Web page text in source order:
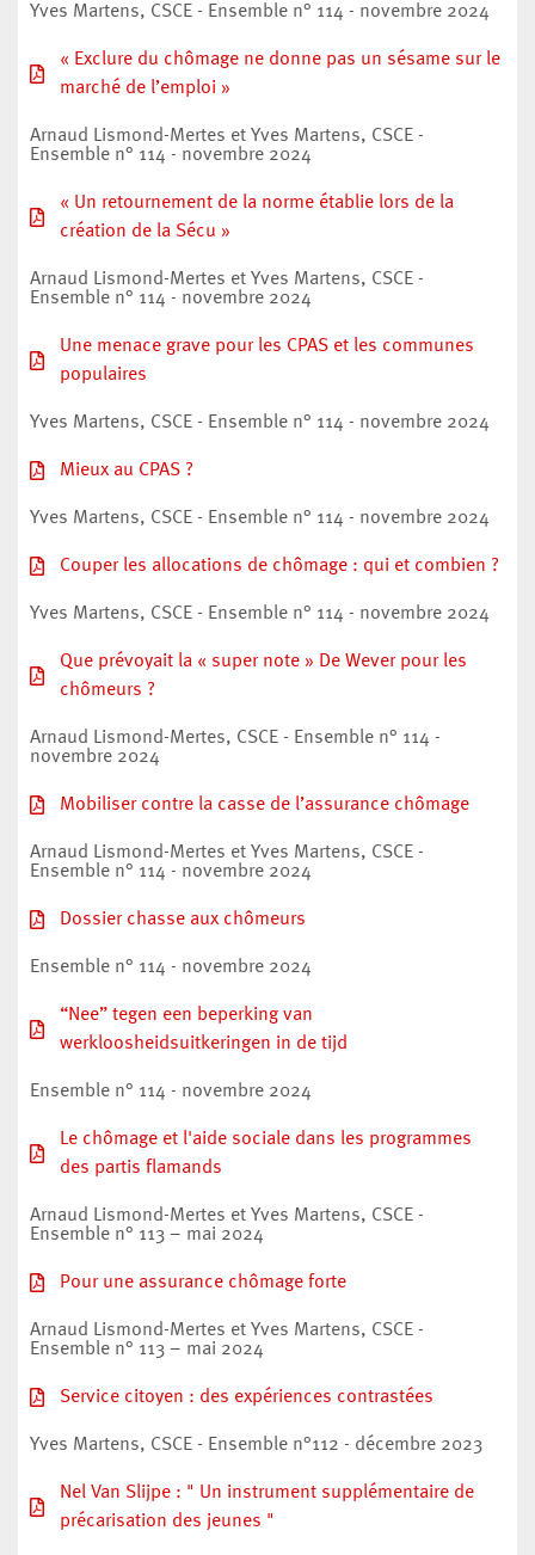
Yves Martens, CSCE - Ensemble n° 114 - novembre 2024
« Exclure du chômage ne donne pas un sésame sur le
marché de l’emploi »
Arnaud Lismond-Mertes et Yves Martens, CSCE -
Ensemble n° 114 - novembre 2024
« Un retournement de la norme établie lors de la
création de la Sécu »
Arnaud Lismond-Mertes et Yves Martens, CSCE -
Ensemble n° 114 - novembre 2024
Une menace grave pour les CPAS et les communes
populaires
Yves Martens, CSCE - Ensemble n° 114 - novembre 2024
Mieux au CPAS ?
Yves Martens, CSCE - Ensemble n° 114 - novembre 2024
Couper les allocations de chômage : qui et combien ?
Yves Martens, CSCE - Ensemble n° 114 - novembre 2024
Que prévoyait la « super note » De Wever pour les
chômeurs ?
Arnaud Lismond-Mertes, CSCE - Ensemble n° 114 -
novembre 2024
Mobiliser contre la casse de l’assurance chômage
Arnaud Lismond-Mertes et Yves Martens, CSCE -
Ensemble n° 114 - novembre 2024
Dossier chasse aux chômeurs
Ensemble n° 114 - novembre 2024
“Nee” tegen een beperking van
werkloosheidsuitkeringen in de tijd
Ensemble n° 114 - novembre 2024
Le chômage et l'aide sociale dans les programmes
des partis flamands
Arnaud Lismond-Mertes et Yves Martens, CSCE -
Ensemble n° 113 – mai 2024
Pour une assurance chômage forte
Arnaud Lismond-Mertes et Yves Martens, CSCE -
Ensemble n° 113 – mai 2024
Service citoyen : des expériences contrastées
Yves Martens, CSCE - Ensemble n°112 - décembre 2023
Nel Van Slijpe : " Un instrument supplémentaire de
précarisation des jeunes "